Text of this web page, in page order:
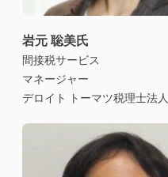
岩元 聡美氏
間接税サービス
マネージャー
デロイト トーマツ税理士法人